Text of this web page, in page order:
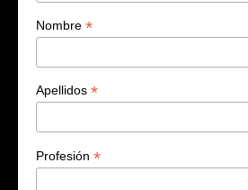
Nombre *
Apellidos *
Profesión *